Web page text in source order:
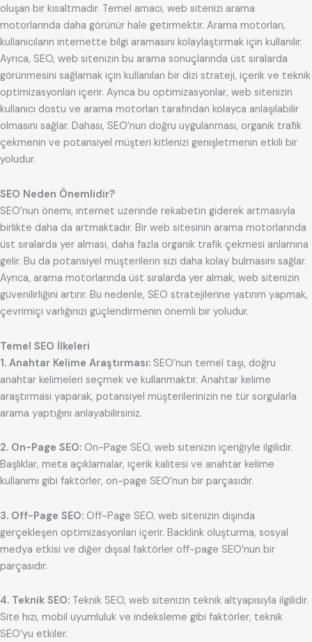
oluşan bir kısaltmadır. Temel amacı, web sitenizi arama
motorlarında daha görünür hale getirmektir. Arama motorları,
kullanıcıların internette bilgi aramasını kolaylaştırmak için kullanılır.
Ayrıca, SEO, web sitenizin bu arama sonuçlarında üst sıralarda
görünmesini sağlamak için kullanılan bir dizi strateji, içerik ve teknik
optimizasyonları içerir. Ayrıca bu optimizasyonlar, web sitenizin
kullanıcı dostu ve arama motorları tarafından kolayca anlaşılabilir
olmasını sağlar. Dahası, SEO’nun doğru uygulanması, organik trafik
çekmenin ve potansiyel müşteri kitlenizi genişletmenin etkili bir
yoludur.
SEO Neden Önemlidir?
SEO’nun önemi, internet üzerinde rekabetin giderek artmasıyla
birlikte daha da artmaktadır. Bir web sitesinin arama motorlarında
üst sıralarda yer alması, daha fazla organik trafik çekmesi anlamına
gelir. Bu da potansiyel müşterilerin sizi daha kolay bulmasını sağlar.
Ayrıca, arama motorlarında üst sıralarda yer almak, web sitenizin
güvenilirliğini artırır. Bu nedenle, SEO stratejilerine yatırım yapmak,
çevrimiçi varlığınızı güçlendirmenin önemli bir yoludur.
Temel SEO İlkeleri
1. Anahtar Kelime Araştırması: SEO’nun temel taşı, doğru
anahtar kelimeleri seçmek ve kullanmaktır. Anahtar kelime
araştırması yaparak, potansiyel müşterilerinizin ne tür sorgularla
arama yaptığını anlayabilirsiniz.
2. On-Page SEO: On-Page SEO, web sitenizin içeriğiyle ilgilidir.
Başlıklar, meta açıklamalar, içerik kalitesi ve anahtar kelime
kullanımı gibi faktörler, on-page SEO’nun bir parçasıdır.
3. Off-Page SEO: Off-Page SEO, web sitenizin dışında
gerçekleşen optimizasyonları içerir. Backlink oluşturma, sosyal
medya etkisi ve diğer dışsal faktörler off-page SEO’nun bir
parçasıdır.
4. Teknik SEO: Teknik SEO, web sitenizin teknik altyapısıyla ilgilidir.
Site hızı, mobil uyumluluk ve indeksleme gibi faktörler, teknik
SEO’yu etkiler.